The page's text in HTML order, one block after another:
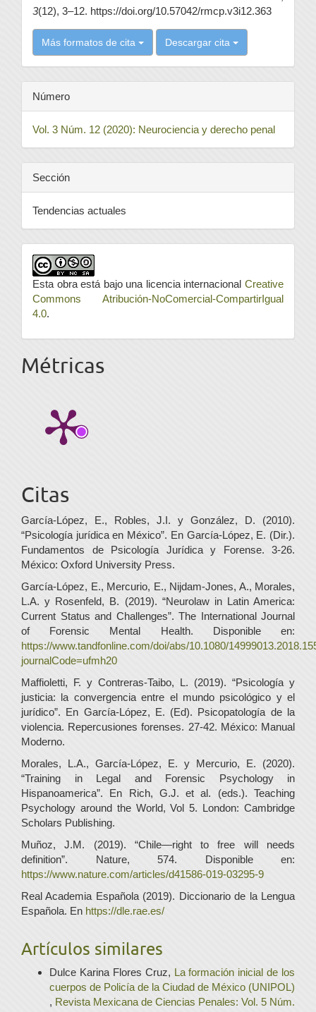
3(12), 3–12. https://doi.org/10.57042/rmcp.v3i12.363
Más formatos de cita Descargar cita
Número
Vol. 3 Núm. 12 (2020): Neurociencia y derecho penal
Sección
Tendencias actuales
Esta obra está bajo una licencia internacional Creative
Commons Atribución-NoComercial-CompartirIgual
4.0.
Métricas
Citas
García-López, E., Robles, J.I. y González, D. (2010).
“Psicología jurídica en México”. En García-López, E. (Dir.).
Fundamentos de Psicología Jurídica y Forense. 3-26.
México: Oxford University Press.
García-López, E., Mercurio, E., Nijdam-Jones, A., Morales,
L.A. y Rosenfeld, B. (2019). “Neurolaw in Latin America:
Current Status and Challenges”. The International Journal
of Forensic Mental Health. Disponible en:
https://www.tandfonline.com/doi/abs/10.1080/
journalCode=ufmh20
Maffioletti, F. y Contreras-Taibo, L. (2019). “Psicología y
justicia: la convergencia entre el mundo psicológico y el
jurídico”. En García-López, E. (Ed). Psicopatología de la
violencia. Repercusiones forenses. 27-42. México: Manual
Moderno.
Morales, L.A., García-López, E. y Mercurio, E. (2020).
“Training in Legal and Forensic Psychology in
Hispanoamerica”. En Rich, G.J. et al. (eds.). Teaching
Psychology around the World, Vol 5. London: Cambridge
Scholars Publishing.
Muñoz, J.M. (2019). “Chile—right to free will needs
definition”. Nature, 574. Disponible en:
https://www.nature.com/articles/d41586-019-03295-9
Real Academia Española (2019). Diccionario de la Lengua
Española. En https://dle.rae.es/
Artículos similares
Dulce Karina Flores Cruz, La formación inicial de los
cuerpos de Policía de la Ciudad de México (UNIPOL)
, Revista Mexicana de Ciencias Penales: Vol. 5 Núm.